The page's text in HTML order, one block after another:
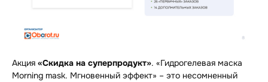
Акция «Скидка на суперпродукт». «Гидрогелевая маска
Morning mask. Мгновенный эффект» – это несомненный